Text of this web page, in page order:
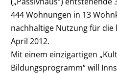
444 Wohnungen in 13
nachhaltige Nutzung für die
April 2012.
Mit einem einzigartigen
Bildungsprogramm“ will